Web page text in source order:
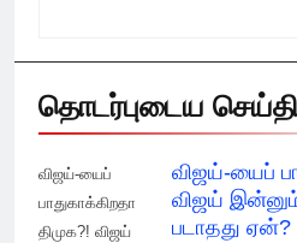
தொடர்புடைய
விஜய்-யைப்
பாதுகாக்கிறதா
திமுக?! விஜய்
விஜய்-யைப்
விஜய்
படாதது ஏன்?